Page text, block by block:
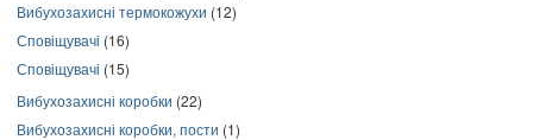
Вибухозахисні термокожухи (12)
Сповіщувачі (16)
Сповіщувачі (15)
Вибухозахисні коробки (22)
Вибухозахисні коробки, пости (1)